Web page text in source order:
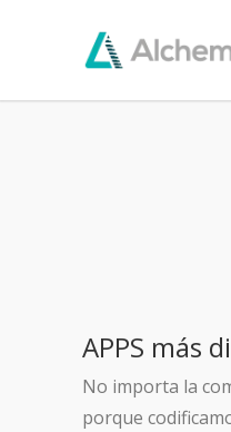
APPS más
No importa la
porque